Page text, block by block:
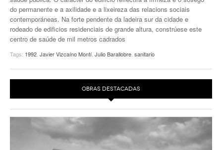
EUROPAN
do permanente e a axilidade e a lixeireza das relacions sociais
contemporáneas. Na forte pendente da ladeira sur da cidade e
rodeado de edificios residenciais de grande altura, constrúese este
centro de saúde de mil metros cadrados
Tags: 1992, Javier Vizcaíno Montí, Julio Barallobre, sanitario
OBRAS DESTACADAS